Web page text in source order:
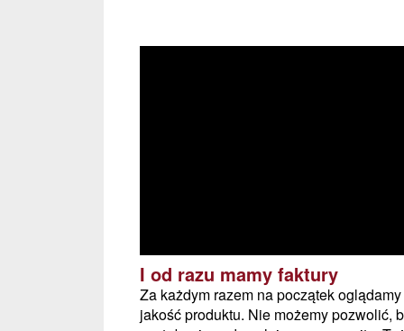
I od razu mamy faktury
Za każdym razem na początek oglądamy
jakość produktu. Nie możemy pozwolić,